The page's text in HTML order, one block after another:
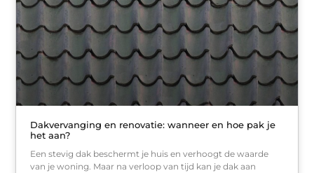
Dakvervanging en renovatie: wanneer en hoe pak je
het aan?
Een stevig dak beschermt je huis en verhoogt de waarde
van je woning. Maar na verloop van tijd kan je dak aan